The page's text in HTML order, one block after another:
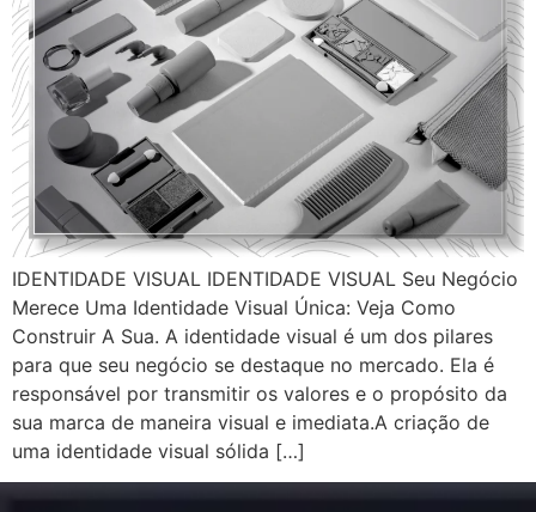
IDENTIDADE VISUAL IDENTIDADE VISUAL Seu Negócio
Merece Uma Identidade Visual Única: Veja Como
Construir A Sua. A identidade visual é um dos pilares
para que seu negócio se destaque no mercado. Ela é
responsável por transmitir os valores e o propósito da
sua marca de maneira visual e imediata.A criação de
uma identidade visual sólida […]